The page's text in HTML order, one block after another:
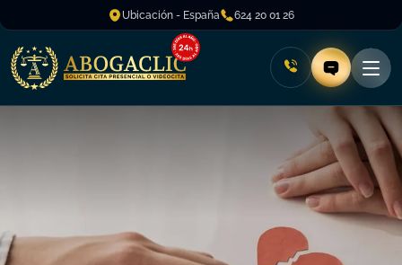
Ubicación - España 624 20 01 26